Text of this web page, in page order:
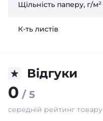
Щільність паперу, г/м²
К-ть листів
Відгуки
0 / 5
середній рейтинг товару